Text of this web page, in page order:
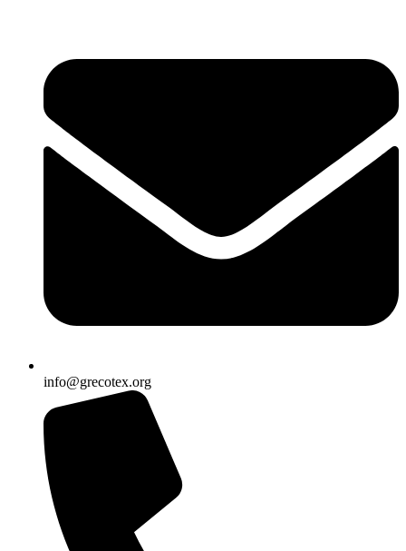
info@grecotex.org